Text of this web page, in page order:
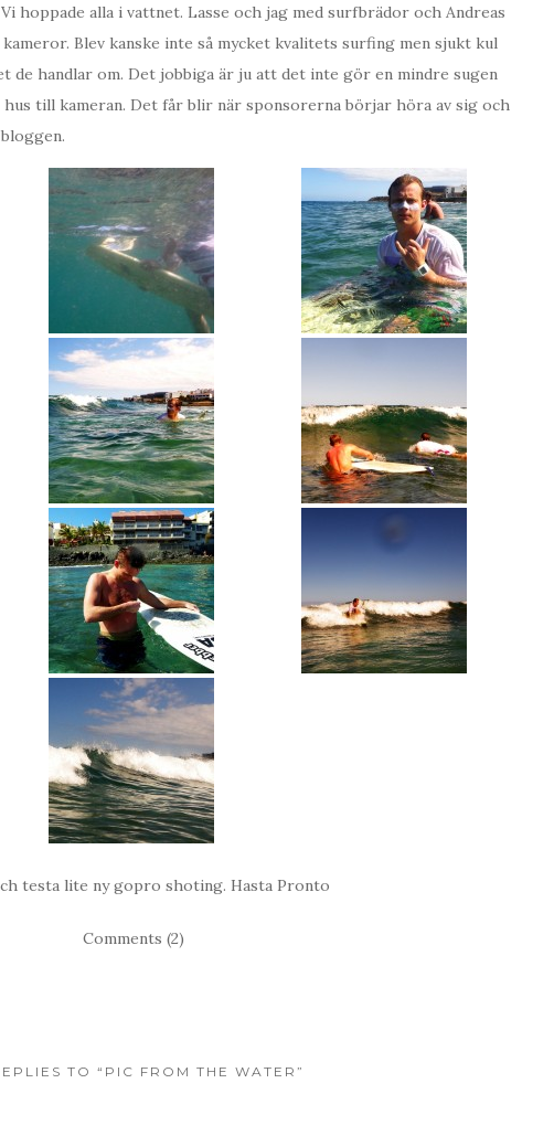
hoppade alla i vattnet. Lasse och jag med surfbrädor och Andreas
Blev kanske inte så mycket kvalitets surfing men sjukt kul
handlar om. Det jobbiga är ju att det inte gör en mindre sugen
till kameran. Det får blir när sponsorerna börjar höra av sig och
testa lite ny gopro shoting. Hasta Pronto
Comments (2)
TO “PIC FROM THE WATER”